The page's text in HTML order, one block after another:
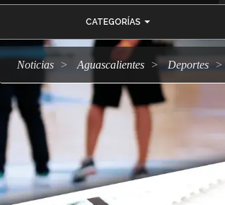
CATEGORÍAS
Noticias Aguascalientes deportes